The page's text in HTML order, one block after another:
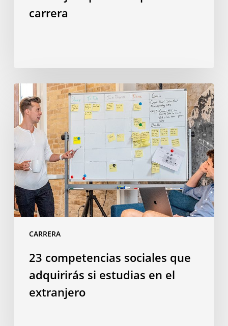
carrera
CARRERA
23
competencias
sociales
que
adquirirás
estudias
en
el
extranjero
23 competencias sociales que
adquirirás si estudias en el
extranjero